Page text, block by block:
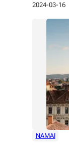
2024-03-16
NAMAI